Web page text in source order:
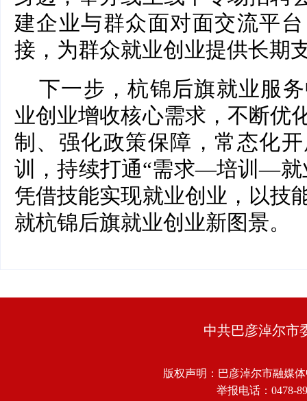
建企业与群众面对面交流平
接，为群众就业创业提供长期
下一步，杭锦后旗就业服
业创业增收核心需求，不断优
制、强化政策保障，常态化
训，持续打通“需求—培训—就
凭借技能实现就业创业，以技
就杭锦后旗就业创业新图景。
中共巴彦淖尔市
版权声明：巴彦淖尔市融媒
举报电话：0478-